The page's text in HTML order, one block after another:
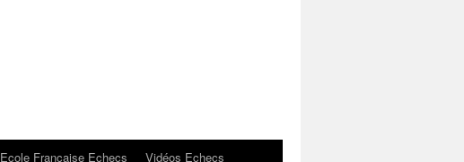
Ecole Française Echecs
Vidéos Echecs